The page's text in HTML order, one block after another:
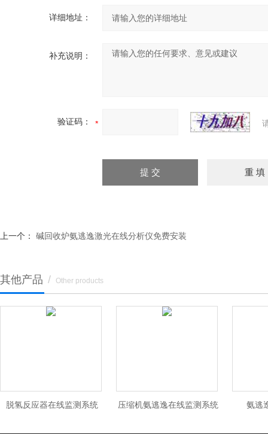
详细地址：
补充说明：
验证码：
上一个： 碱回收炉氨逃逸激光在线分析仪免费安装
其他产品 / Other products
脱氢反应器在线监测系统 压缩机氨逃逸在线监测系统 氨逃